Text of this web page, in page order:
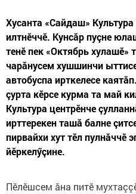
Хусанта «Сайдаш»
илтнӗччӗ. Кунсăр пуçне
тенӗ пек «Октябрь хулашӗ»
чарăнусем хушшинчи
автобуспа ирткелесе
çурта кӗрсе курма та май
Культура центрӗнче
ирттерекен ташă балне
пирвайхи хут тӗл пулнăччӗ
йӗркелӳçине.
Пӗлӗшсем ăна питӗ